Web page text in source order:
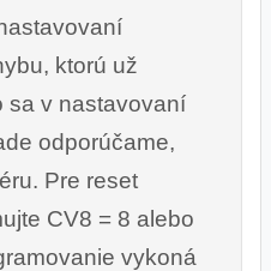
ktorú už
sa v nastavovaní
odporúčame,
Pre reset
CV8 = 8 alebo
vykoná